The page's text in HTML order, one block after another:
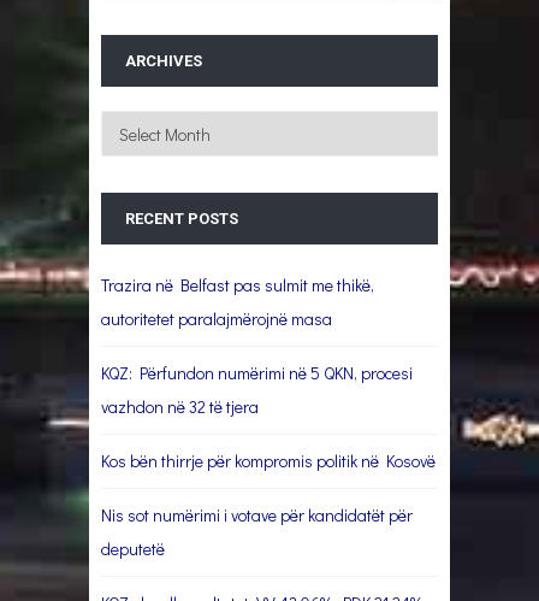
ARCHIVES
Archives
RECENT POSTS
Trazira në Belfast pas sulmit me thikë,
autoritetet paralajmërojnë masa
KQZ: Përfundon numërimi në 5 QKN, procesi
vazhdon në 32 të tjera
Kos bën thirrje për kompromis politik në Kosovë
Nis sot numërimi i votave për kandidatët për
deputetë